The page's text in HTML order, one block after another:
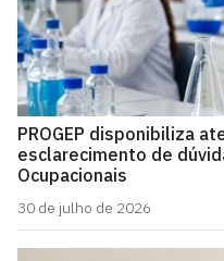
PROGEP disponibiliza
esclarecimento de
Ocupacionais
30 de julho de 2026